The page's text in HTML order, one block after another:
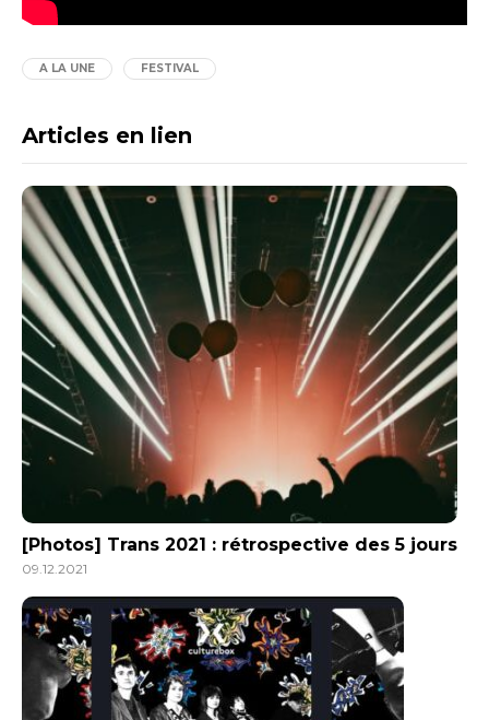
A LA UNE FESTIVAL
Articles en lien
[Photos] Trans 2021 : rétrospective des 5 jours
09.12.2021